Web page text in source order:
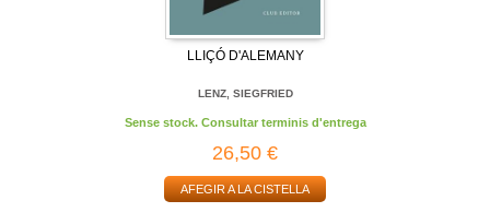
LLIÇÓ D'ALEMANY
LENZ, SIEGFRIED
Sense stock. Consultar terminis d'entrega
26,50 €
AFEGIR A LA CISTELLA